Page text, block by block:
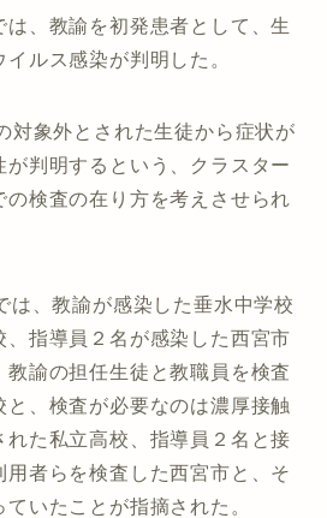
、教諭を初発患者として、生
ルス感染が判明した。
対象外とされた生徒から症状が
が判明するという、クラスター
の検査の在り方を考えさせられ
は、教諭が感染した垂水中学校
、指導員２名が感染した西宮市
諭の担任生徒と教職員を検査
と、検査が必要なのは濃厚接触
た私立高校、指導員２名と接
用者らを検査した西宮市と、そ
いたことが指摘された。